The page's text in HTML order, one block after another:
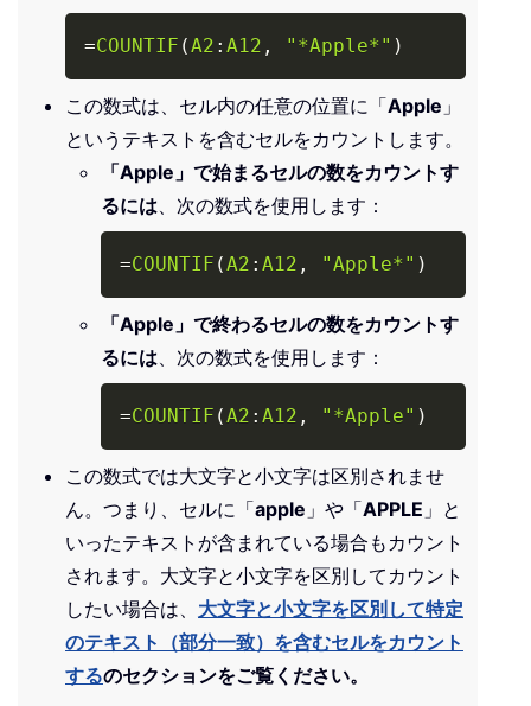
=COUNTIF (A2 : A12 , "*Apple*" )
Copy
この数式は、セル内の任意の位置に「Apple 」
というテキストを含むセルをカウントします。
「Apple」で始まるセルの数をカウントす
るには 、次の数式を使用します：
=COUNTIF (A2 : A12 , "Apple*" )
Copy
「Apple」で終わるセルの数をカウントす
るには 、次の数式を使用します：
=COUNTIF (A2 : A12 , "*Apple" )
Copy
この数式では大文字と小文字は区別されませ
ん。つまり、セルに「apple 」や「APPLE 」と
いったテキストが含まれている場合もカウント
されます。大文字と小文字を区別してカウント
したい場合は、 大文字と小文字を区別して特定
のテキスト（部分一致）を含むセルをカウント
するのセクションをご覧ください。